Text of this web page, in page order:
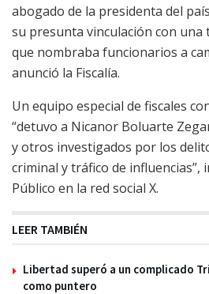
abogado de la presidenta del
su presunta vinculación con una
que nombraba funcionarios a
anunció la Fiscalía.
Un equipo especial de fiscales
“detuvo a Nicanor Boluarte
y otros investigados por los
criminal y tráfico de influencias”,
Público en la red social X.
LEER TAMBIÉN
Libertad superó a un complicado
como puntero